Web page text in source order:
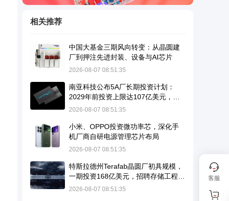
相关推荐
中国大基金三期风向转变：从晶圆建
厂到押注先进封装、设备与AI芯片
2026-08-07 08:51:35
南亚科技公布5A厂长期投资计划：
2029年前投资上限达107亿美元，瞄
准10纳米级DRAM并导入EUV
2026-08-07 08:51:35
小米、OPPO投资微功率芯，深化手
机厂商自研电源管理芯片布局
2026-08-07 08:51:35
特斯拉德州Terafab晶圆厂初具规模，
一期投资168亿美元，招聘存储工程师
暗示进军DRAM
2026-08-07 08:51:35
客服